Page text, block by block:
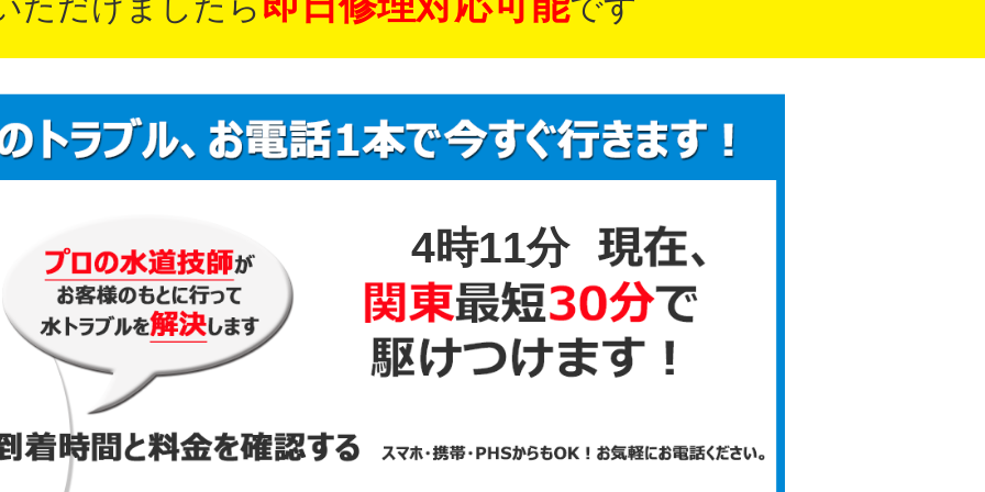
4時11分